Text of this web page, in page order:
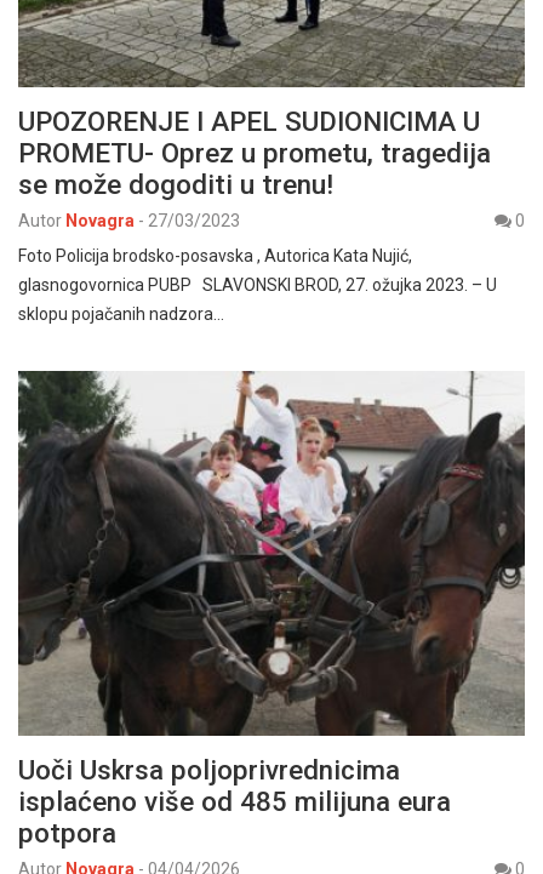
UPOZORENJE I APEL SUDIONICIMA U
PROMETU- Oprez u prometu, tragedija
se može dogoditi u trenu!
Autor Novagra - 27/03/2023
0
Foto Policija brodsko-posavska , Autorica Kata Nujić,
glasnogovornica PUBP SLAVONSKI BROD, 27. ožujka 2023. – U
sklopu pojačanih nadzora…
Uoči Uskrsa poljoprivrednicima
isplaćeno više od 485 milijuna eura
potpora
Autor Novagra - 04/04/2026 0